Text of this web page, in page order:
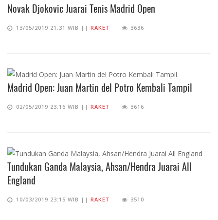
Novak Djokovic Juarai Tenis Madrid Open
13/05/2019 21:31 WIB || RAKET 3636
Madrid Open: Juan Martin del Potro Kembali Tampil
02/05/2019 23:16 WIB || RAKET 3616
Tundukan Ganda Malaysia, Ahsan/Hendra Juarai All
England
10/03/2019 23:15 WIB || RAKET 3510